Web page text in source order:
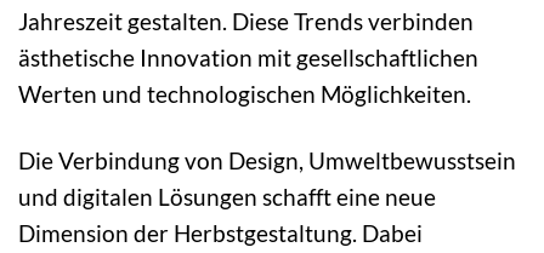
Jahreszeit gestalten. Diese Trends verbinden
ästhetische Innovation mit gesellschaftlichen
Werten und technologischen Möglichkeiten.
Die Verbindung von Design, Umweltbewusstsein
und digitalen Lösungen schafft eine neue
Dimension der Herbstgestaltung. Dabei